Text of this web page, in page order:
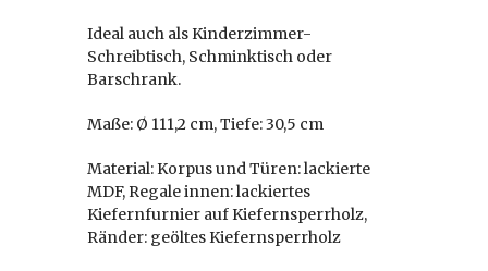
Ideal auch als Kinderzimmer-
Schreibtisch, Schminktisch oder
Barschrank.
Maße: Ø 111,2 cm, Tiefe: 30,5 cm
Material: Korpus und Türen: lackierte
MDF, Regale innen: lackiertes
Kiefernfurnier auf Kiefernsperrholz,
Ränder: geöltes Kiefernsperrholz